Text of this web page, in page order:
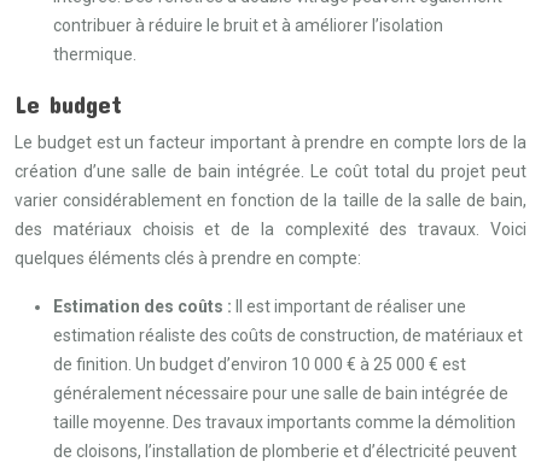
contribuer à réduire le bruit et à améliorer l’isolation
thermique.
Le budget
Le budget est un facteur important à prendre en compte lors de la
création d’une salle de bain intégrée. Le coût total du projet peut
varier considérablement en fonction de la taille de la salle de bain,
des matériaux choisis et de la complexité des travaux. Voici
quelques éléments clés à prendre en compte:
Estimation des coûts :
Il est important de réaliser une
estimation réaliste des coûts de construction, de matériaux et
de finition. Un budget d’environ 10 000 € à 25 000 € est
généralement nécessaire pour une salle de bain intégrée de
taille moyenne. Des travaux importants comme la démolition
de cloisons, l’installation de plomberie et d’électricité peuvent